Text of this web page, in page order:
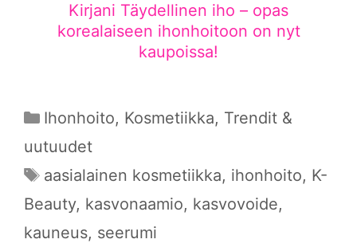
Kirjani Täydellinen iho – opas
korealaiseen ihonhoitoon on nyt
kaupoissa!
Kategoriat
Ihonhoito, Kosmetiikka, Trendit &
uutuudet
Avainsanat
aasialainen kosmetiikka, ihonhoito, K-
Beauty, kasvonaamio, kasvovoide,
kauneus, seerumi